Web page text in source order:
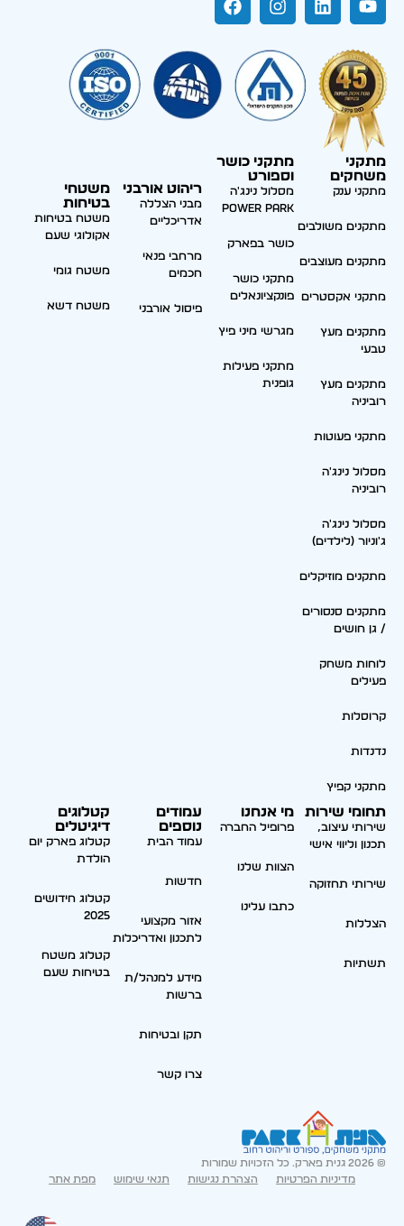
מתקני
משחקים
מתקני ענק
מתקנים משולבים
מתקנים מעוצבים
מתקני אקסטרים
מתקנים מעץ
טבעי
מתקנים מעץ
רוביניה
מתקני פעוטות
מסלול נינג'ה
רוביניה
מסלול נינג'ה
ג'וניור (לילדים)
מתקנים מוזיקלים
מתקנים סנסורים
/ גן חושים
לוחות משחק
פעילים
קרוסלות
נדנדות
מתקני קפיץ
מתקני כושר
וספורט
מסלול נינג'ה
Power park
כושר בפארק
מתקני כושר
פונקציונאלים
מגרשי מיני פיץ
מתקני פעילות
גופנית
ריהוט אורבני
מבני הצללה
אדריכליים
מרחבי פנאי
חכמים
פיסול אורבני
משטחי
בטיחות
משטח בטיחות
אקולוגי שעם
משטח גומי
משטח דשא
תחומי שירות
שירותי עיצוב,
תכנון וליווי אישי
שירותי תחזוקה
הצללות
תשתיות
מי אנחנו
פרופיל החברה
הצוות שלנו
כתבו עלינו
עמודים
נוספים
עמוד הבית
חדשות
אזור מקצועי
לתכנון ואדריכלות
מידע למנהל/ת
ברשות
תקן ובטיחות
צרו קשר
קטלוגים
דיגיטלים
קטלוג פארק יום
הולדת
קטלוג חידושים
2025
קטלוג משטח
בטיחות שעם
© 2026 גנית פארק. כל הזכויות שמורות
מדיניות הפרטיות
הצהרת נגישות תנאי שימוש מפת אתר